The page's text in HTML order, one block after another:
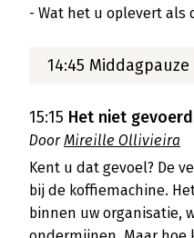
- Wat het u oplevert als
14:45 Middagpauze
15:15 Het niet
DoorMireille Ollivieira
Kent u dat gevoel? De
bij de koffiemachine.
binnen uw organisatie,